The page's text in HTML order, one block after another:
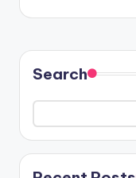
Search